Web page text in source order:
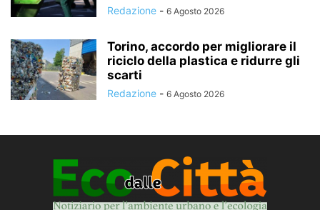
Redazione - 6 Agosto 2026
Torino, accordo per migliorare il
riciclo della plastica e ridurre gli
scarti
Redazione - 6 Agosto 2026